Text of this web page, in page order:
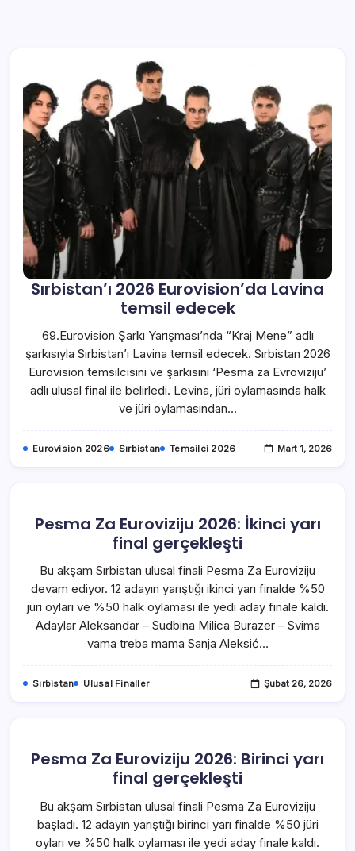
Sırbistan’ı 2026 Eurovision’da Lavina
temsil edecek
69.Eurovision Şarkı Yarışması’nda “Kraj Mene” adlı
şarkısıyla Sırbistan’ı Lavina temsil edecek. Sırbistan 2026
Eurovision temsilcisini ve şarkısını ‘Pesma za Evroviziju’
adlı ulusal final ile belirledi. Levina, jüri oylamasında halk
ve jüri oylamasından…
Eurovision 2026 Sırbistan Temsilci 2026 Mart 1, 2026
Pesma Za Euroviziju 2026: İkinci yarı
final gerçekleşti
Bu akşam Sırbistan ulusal finali Pesma Za Euroviziju
devam ediyor. 12 adayın yarıştığı ikinci yarı finalde %50
jüri oyları ve %50 halk oylaması ile yedi aday finale kaldı.
Adaylar Aleksandar – Sudbina Milica Burazer – Svima
vama treba mama Sanja Aleksić…
Sırbistan Ulusal Finaller Şubat 26, 2026
Pesma Za Euroviziju 2026: Birinci yarı
final gerçekleşti
Bu akşam Sırbistan ulusal finali Pesma Za Euroviziju
başladı. 12 adayın yarıştığı birinci yarı finalde %50 jüri
oyları ve %50 halk oylaması ile yedi aday finale kaldı.